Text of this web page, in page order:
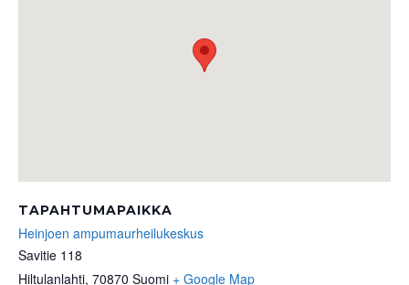
TAPAHTUMAPAIKKA
Heinjoen ampumaurheilukeskus
Savitie 118
Hiltulanlahti, 70870 Suomi + Google Map